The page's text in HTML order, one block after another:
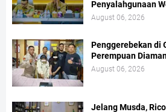
Penyalahgunaan
August 06, 2026
Penggerebekan di
Perempuan
August 06, 2026
Jelang Musda,